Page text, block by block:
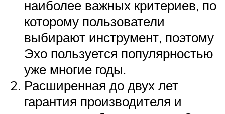
наиболее важных критериев, по
которому пользователи
выбирают инструмент, поэтому
Эхо пользуется популярностью
уже многие годы.
Расширенная до двух лет
гарантия производителя и